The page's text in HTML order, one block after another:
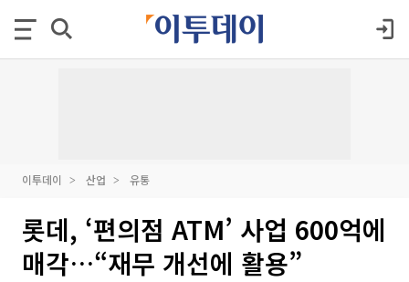
이투데이 산업 유통
롯데, ‘편의점 ATM’ 사업 600억에
매각…“재무 개선에 활용”